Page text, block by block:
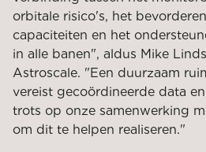
orbitale risico's, het
capaciteiten en het
in alle banen", aldus Mike
Astroscale. "Een duurzaam
vereist gecoördineerde data
trots op onze samenwerking
om dit te helpen realiseren."